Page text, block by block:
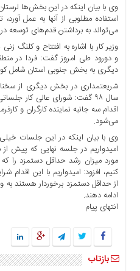
اخبار
سایت
ارتباط
برگه
نمونه
تعرفه
درباره
چند
رسانه
ارتباط
برگه
وی با بیان اینکه در این بخش‌ها
استفاده مطلوبی از آنها به عمل
می‌تواند به برداشتن قدم‌های توسعه
وزیر کار با اشاره به افتتاح و کلنگ
و دورود طی امروز گفت: فردا در
دیگری به بخش جنوبی استان شامل
شریعتمداری در بخش دیگری از
سال ۹۸ گفت: شورای عالی کار
اقدام سه جانبه نماینده کارگران و
می‌شود.
وی با بیان اینکه در این جلسات
‬امیدواریم در جلسه نهایی که پیش
مورد میزان رشد حداقل دستمزد را
کنیم، افزود: امیدواریم با این اقدام
از حداقل دستمزد برخوردار هستند به
ادامه دهند.
انتهای پیام
بازتاب